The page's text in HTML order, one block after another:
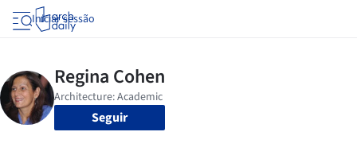
Iniciar sessão
Seguir